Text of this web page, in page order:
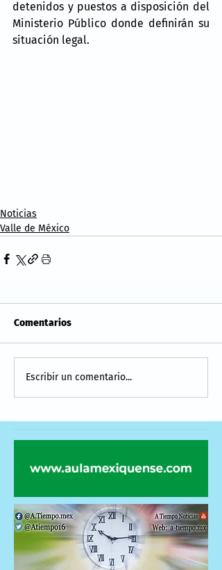
detenidos y puestos a disposición del
Ministerio Público donde definirán su
situación legal.
Noticias
Valle de México
Comentarios
Escribir un comentario...